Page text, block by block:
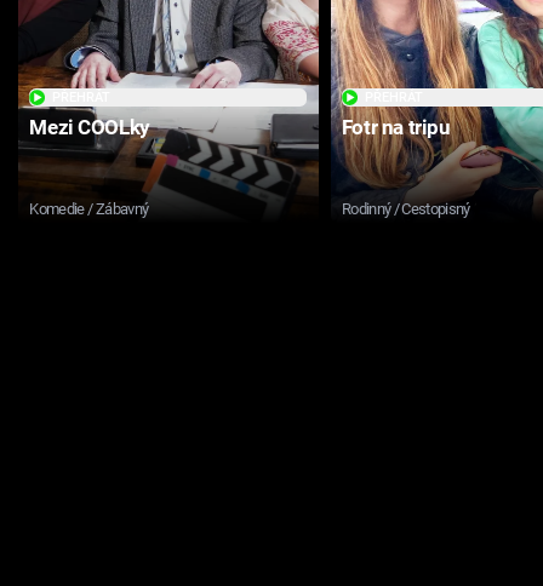
Mezi COOLky
Komedie / Zábavný
Fotr na tripu
Rodinný / Cestopisný